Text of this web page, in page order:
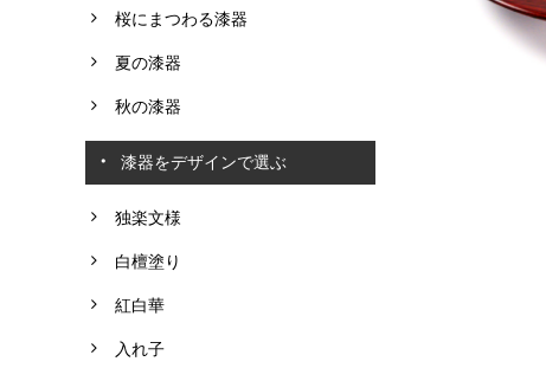
桜にまつわる漆器
夏の漆器
秋の漆器
漆器をデザインで選ぶ
独楽文様
白檀塗り
紅白華
入れ子